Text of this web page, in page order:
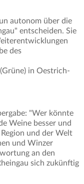
autonom über die
entscheiden. Sie
des
in Oestrich-
"Wer könnte
Weine besser und
und der Welt
und Winzer
an den
sich zukünftig